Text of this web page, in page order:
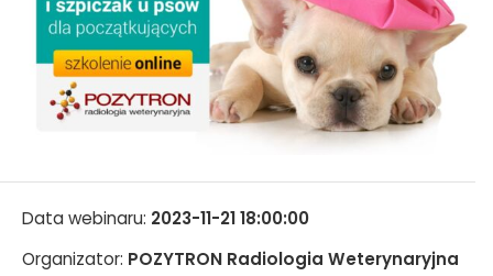
Data webinaru: 2023-11-21 18:00:00
Organizator: POZYTRON Radiologia Weterynaryjna